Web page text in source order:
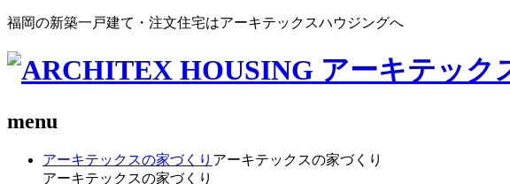
福岡の新築一戸建て・注文住宅はアーキテックスハウジングへ
menu
アーキテックスの家づくり アーキテックスの家づくり
アーキテックスの家づくり